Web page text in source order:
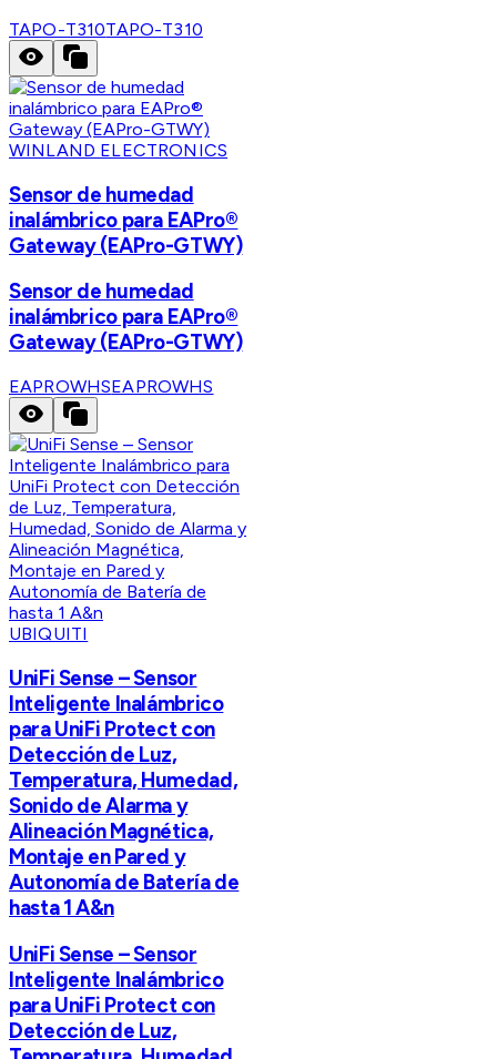
TAPO-T310TAPO-T310
WINLAND ELECTRONICS
Sensor de humedad
inalámbrico para EAPro®
Gateway (EAPro-GTWY)
Sensor de humedad
inalámbrico para EAPro®
Gateway (EAPro-GTWY)
EAPROWHSEAPROWHS
UBIQUITI
UniFi Sense – Sensor
Inteligente Inalámbrico
para UniFi Protect con
Detección de Luz,
Temperatura, Humedad,
Sonido de Alarma y
Alineación Magnética,
Montaje en Pared y
Autonomía de Batería de
hasta 1 A&n
UniFi Sense – Sensor
Inteligente Inalámbrico
para UniFi Protect con
Detección de Luz,